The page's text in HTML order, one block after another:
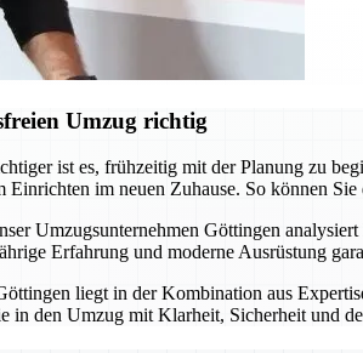
Umzug richtig
ist es, frühzeitig mit der Planung zu
im neuen Zuhause. So können
Umzugsunternehmen Göttingen
Erfahrung und moderne Ausrüstung
liegt in der Kombination aus
den Umzug mit Klarheit, Sicherheit und